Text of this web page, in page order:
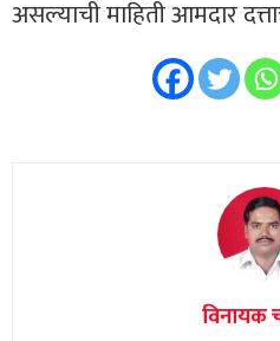
असल्याची माहिती आमदार
विनायक